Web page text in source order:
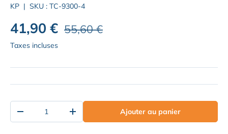
KP | SKU : TC-9300-4
Prix soldé
41,90 € Prix habituel
55,60 €
Taxes incluses
Diminuer la quantitéAugmenter la quantitéAjouter au panier